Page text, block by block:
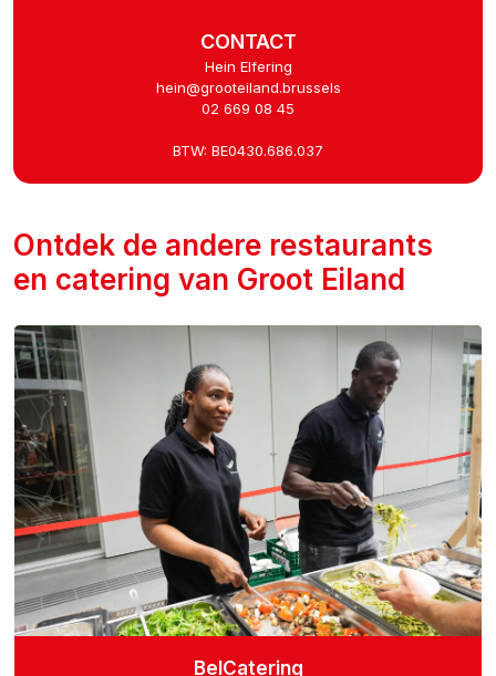
CONTACT
Hein Elfering
hein@grooteiland.brussels
02 669 08 45
BTW: BE0430.686.037
Ontdek de andere restaurants
en catering van Groot Eiland
BelCatering